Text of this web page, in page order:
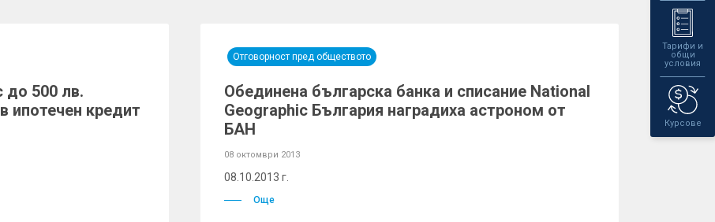
Тарифи и
общи
условия
Курсове
до 500 лв.
ипотечен кредит
Отговорност пред обществото
Обединена българска банка и списание National
Geographic България наградиха астроном от
БАН
08 октомври 2013
08.10.2013 г.
Още